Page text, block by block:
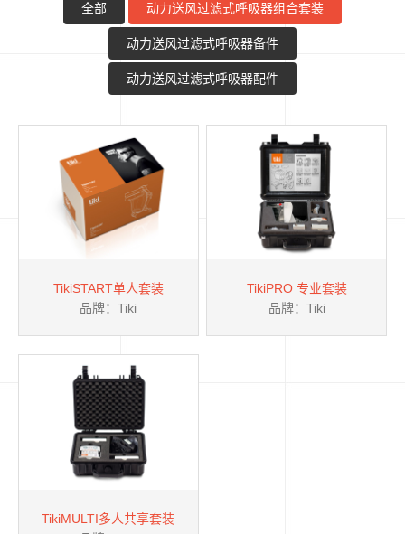
全部 动力送风过滤式呼吸器组合套装
动力送风过滤式呼吸器备件
动力送风过滤式呼吸器配件
TikiSTART单人套装
品牌：Tiki
TikiPRO 专业套装
品牌：Tiki
TikiMULTI多人共享套装